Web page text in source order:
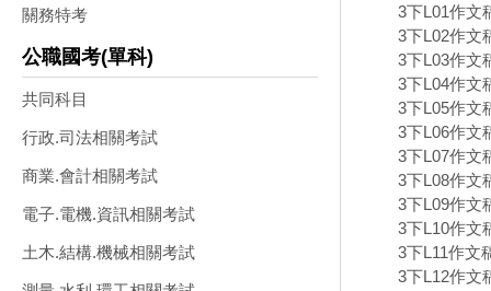
關務特考
公職國考(單科)
共同科目
行政.司法相關考試
商業.會計相關考試
電子.電機.資訊相關考試
土木.結構.機械相關考試
3下L01作文
3下L02作文
3下L03作文
3下L04作文
3下L05作文
3下L06作文
3下L07作文
3下L08作文
3下L09作文
3下L10作文
3下L11作文
3下L12作文